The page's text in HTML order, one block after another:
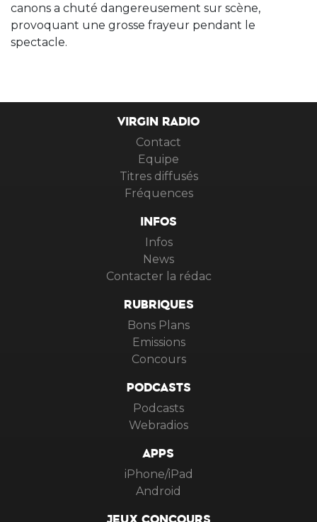
canons a chuté dangereusement sur scène,
provoquant une grosse frayeur pendant le
spectacle.
VIRGIN RADIO
Contact
Equipe
Titres diffusés
Fréquences
INFOS
Infos
News
Contacter la rédac
RUBRIQUES
Bons Plans
Emissions
Concours
PODCASTS
Podcasts
Webradios
APPS
iPhone/iPad
Android